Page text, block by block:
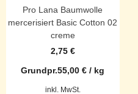
Pro Lana Baumwolle
mercerisiert Basic Cotton 02
creme
2,75 €
Grundpr.55,00€ / kg
inkl. MwSt.